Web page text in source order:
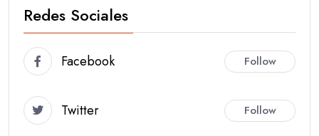
Redes Sociales
Facebook Follow
Twitter Follow